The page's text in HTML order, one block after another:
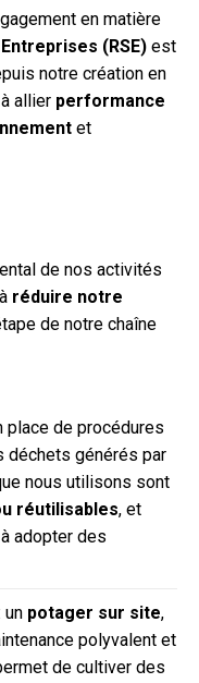
en matière
(RSE) est
notre création en
allier performance
et
de nos activités
réduire notre
de notre chaîne
place de procédures
déchets générés par
nous utilisons sont
réutilisables, et
adopter des
un potager sur site,
polyvalent et
de cultiver des